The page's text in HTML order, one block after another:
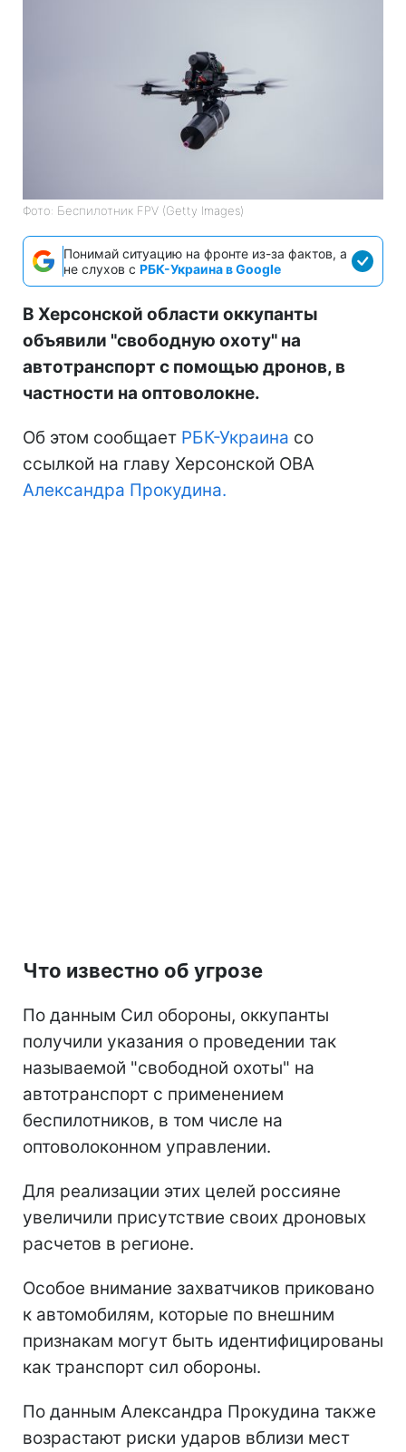
Фото: Беспилотник FPV (Getty Images)
Понимай ситуацию на фронте из-за фактов, а
не слухов с РБК-Украина в Google
В Херсонской области оккупанты
объявили "свободную охоту" на
автотранспорт с помощью дронов, в
частности на оптоволокне.
Об этом сообщает РБК-Украина со
ссылкой на главу Херсонской ОВА
Александра Прокудина.
Что известно об угрозе
По данным Сил обороны, оккупанты
получили указания о проведении так
называемой "свободной охоты" на
автотранспорт с применением
беспилотников, в том числе на
оптоволоконном управлении.
Для реализации этих целей россияне
увеличили присутствие своих дроновых
расчетов в регионе.
Особое внимание захватчиков приковано
к автомобилям, которые по внешним
признакам могут быть идентифицированы
как транспорт сил обороны.
По данным Александра Прокудина также
возрастают риски ударов вблизи мест